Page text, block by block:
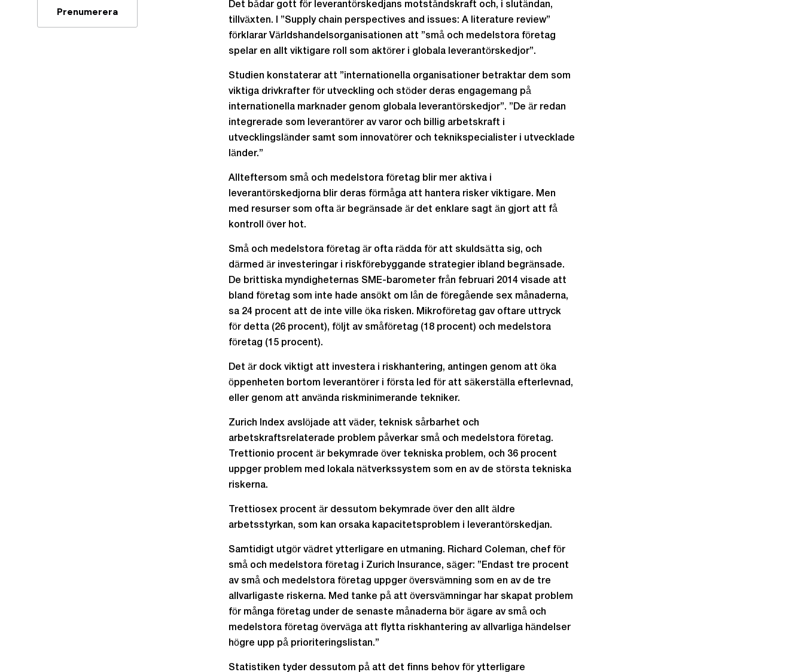
Prenumerera
Det bådar gott för leverantörskedjans motståndskraft och, i slutändan,
tillväxten. I ”Supply chain perspectives and issues: A literature review”
förklarar Världshandelsorganisationen att ”små och medelstora företag
spelar en allt viktigare roll som aktörer i globala leverantörskedjor”.
Studien konstaterar att ”internationella organisationer betraktar dem som
viktiga drivkrafter för utveckling och stöder deras engagemang på
internationella marknader genom globala leverantörskedjor”. ”De är redan
integrerade som leverantörer av varor och billig arbetskraft i
utvecklingsländer samt som innovatörer och teknikspecialister i utvecklade
länder.”
Allteftersom små och medelstora företag blir mer aktiva i
leverantörskedjorna blir deras förmåga att hantera risker viktigare. Men
med resurser som ofta är begränsade är det enklare sagt än gjort att få
kontroll över hot.
Små och medelstora företag är ofta rädda för att skuldsätta sig, och
därmed är investeringar i riskförebyggande strategier ibland begränsade.
De brittiska myndigheternas SME-barometer från februari 2014 visade att
bland företag som inte hade ansökt om lån de föregående sex månaderna,
sa 24 procent att de inte ville öka risken. Mikroföretag gav oftare uttryck
för detta (26 procent), följt av småföretag (18 procent) och medelstora
företag (15 procent).
Det är dock viktigt att investera i riskhantering, antingen genom att öka
öppenheten bortom leverantörer i första led för att säkerställa efterlevnad,
eller genom att använda riskminimerande tekniker.
Zurich Index avslöjade att väder, teknisk sårbarhet och
arbetskraftsrelaterade problem påverkar små och medelstora företag.
Trettionio procent är bekymrade över tekniska problem, och 36 procent
uppger problem med lokala nätverkssystem som en av de största tekniska
riskerna.
Trettiosex procent är dessutom bekymrade över den allt äldre
arbetsstyrkan, som kan orsaka kapacitetsproblem i leverantörskedjan.
Samtidigt utgör vädret ytterligare en utmaning. Richard Coleman, chef för
små och medelstora företag i Zurich Insurance, säger: ”Endast tre procent
av små och medelstora företag uppger översvämning som en av de tre
allvarligaste riskerna. Med tanke på att översvämningar har skapat problem
för många företag under de senaste månaderna bör ägare av små och
medelstora företag överväga att flytta riskhantering av allvarliga händelser
högre upp på prioriteringslistan.”
Statistiken tyder dessutom på att det finns behov för ytterligare